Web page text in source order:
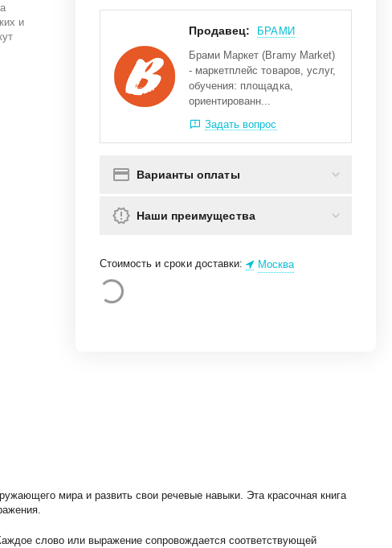
и
Продавец:
БРАМИ
Брами Маркет (Bramy Market)
- маркетплейс товаров, услуг,
обучения: площадка,
ориентированн...
Задать вопрос
Варианты оплаты
Наши преимущества
Стоимость и сроки доставки: Москва
мира и развить свои речевые навыки. Эта красочная книга
слово или выражение сопровождается соответствующей